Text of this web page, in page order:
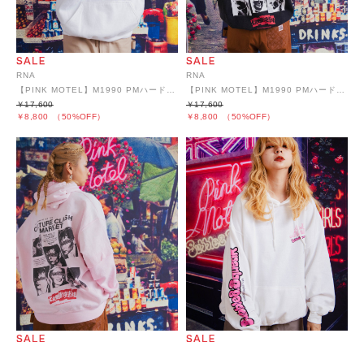
RNA
￥8,800 （50%OFF）
￥17,600
RNA
￥8,800 （50%OFF）
￥17,600